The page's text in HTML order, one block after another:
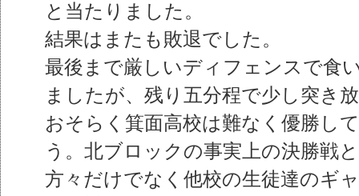
と当たりました。
結果はまたも敗退でした。
最後まで厳しいディフェンスで食
ましたが、残り五分程で少し突き
おそらく箕面高校は難なく優勝し
う。北ブロックの事実上の決勝戦
方々だけでなく他校の生徒達のギ